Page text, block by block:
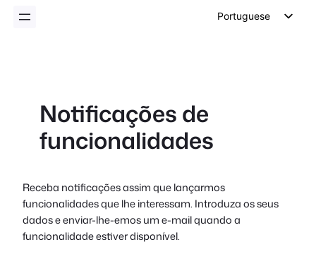
conteúdo
Portuguese
Czech
Greek
Notificações de
funcionalidades
Receba notificações assim que lançarmos
funcionalidades que lhe interessam. Introduza os seus
dados e enviar-lhe-emos um e-mail quando a
funcionalidade estiver disponível.